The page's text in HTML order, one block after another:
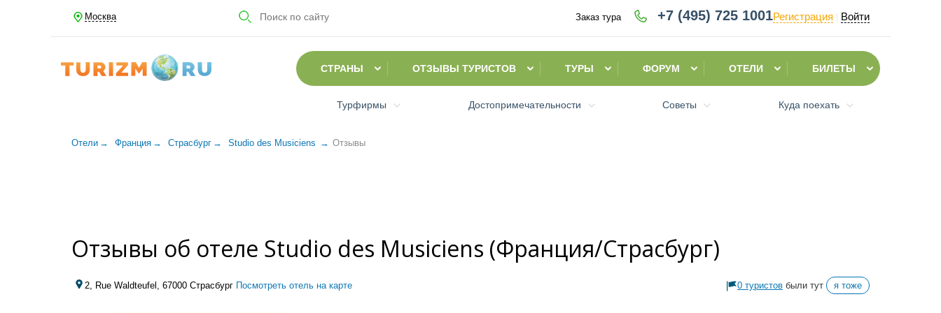
Москва Заказ тура +7 (495) 725 1001Регистрация Войти
СТРАНЫ ОТЗЫВЫ ТУРИСТОВ ТУРЫ ФОРУМ ОТЕЛИ БИЛЕТЫ
Турфирмы Достопримечательности Советы Куда поехать
Отели Франция Страсбург Studio des Musiciens Oтзывы
Отзывы об отеле Studio des Musiciens (Франция/Страсбург)
2, Rue Waldteufel, 67000 Страсбург Посмотреть отель на карте 0 туристов были тут я тоже